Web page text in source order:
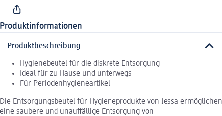
Produktinformationen
Produktbeschreibung
Hygienebeutel für die diskrete Entsorgung
Ideal für zu Hause und unterwegs
Für Periodenhygieneartikel
Die Entsorgungsbeutel für Hygieneprodukte von Jessa ermöglichen
eine saubere und unauffällige Entsorgung von